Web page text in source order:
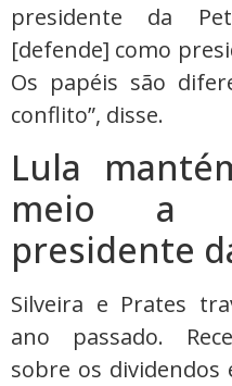
presidente da
[defende] como
Os papéis são
conflito”, disse.
Lula
meio a
presidente
Silveira e Prates
ano passado.
sobre os dividendos